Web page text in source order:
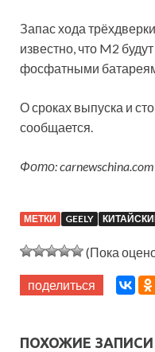
Запас хода
известно, что M2
фосфатными
О сроках выпуска и
сообщается.
Фото: carnewschina.com
МЕТКИ GEELY
(Пока
поделиться
ПОХОЖИЕ ЗАПИСИ